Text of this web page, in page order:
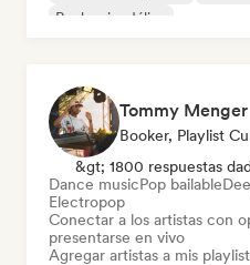
Rock psicodélico
Tommy Menger
Booker, Playlist
&gt; 1800 respuestas
Dance musicPop bailable
Electropop
Conectar a los artistas con
presentarse en vivo
Agregar artistas a mis